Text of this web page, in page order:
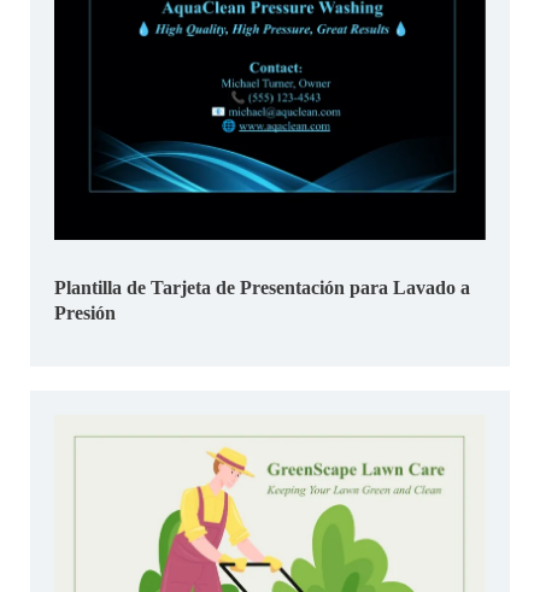
Plantilla de Tarjeta de Presentación para Lavado a
Presión